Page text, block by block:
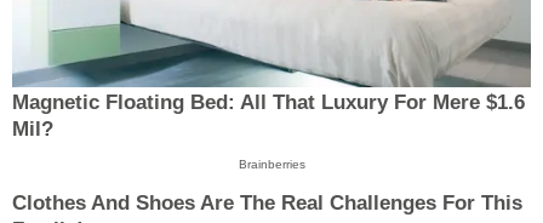
Magnetic Floating Bed: All That Luxury For Mere $1.6
Mil?
Brainberries
Clothes And Shoes Are The Real Challenges For This